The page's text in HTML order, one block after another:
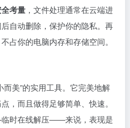
考量 ，文件处理通常在云端进
自动删除，保护你的隐私。再
占你的电脑内存和存储空间。
而美”的实用工具。它完美地解
，而且做得足够简单、快速。
时在线解压——来说，表现是